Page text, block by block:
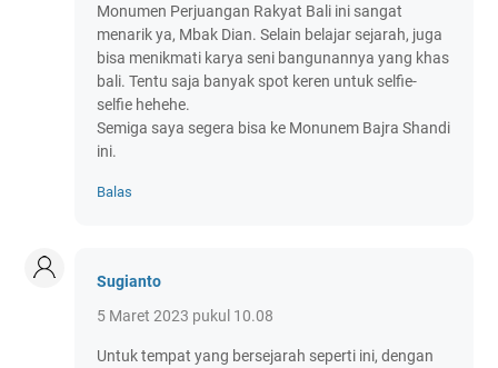
Monumen Perjuangan Rakyat Bali ini sangat
menarik ya, Mbak Dian. Selain belajar sejarah, juga
bisa menikmati karya seni bangunannya yang khas
bali. Tentu saja banyak spot keren untuk selfie-
selfie hehehe.
Semiga saya segera bisa ke Monunem Bajra Shandi
ini.
Balas
Sugianto
5 Maret 2023 pukul 10.08
Untuk tempat yang bersejarah seperti ini, dengan